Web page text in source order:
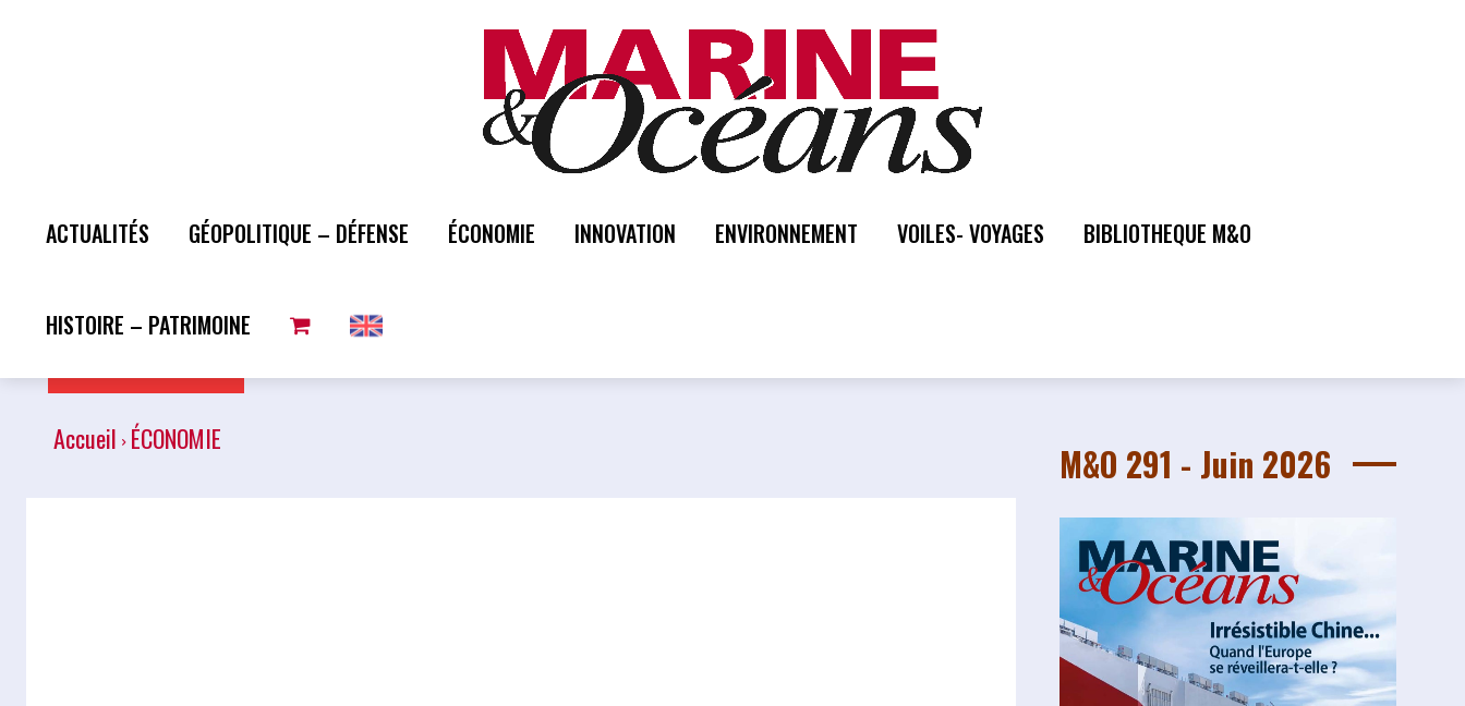
ACTUALITÉS GÉOPOLITIQUE – DÉFENSE ÉCONOMIE INNOVATION ENVIRONNEMENT VOILES- VOYAGES BIBLIOTHEQUE M&O
HISTOIRE – PATRIMOINE
Accueil ÉCONOMIE
M&O 291 - Juin 2026